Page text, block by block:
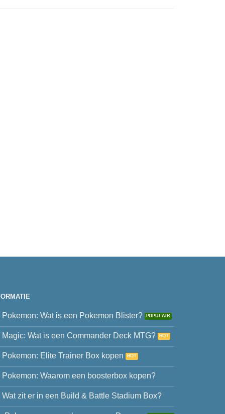
Pokemon: Wat is een Pokemon Blister?
Magic: Wat is een Commander Deck MTG?
Pokemon: Elite Trainer Box kopen
Pokemon: Waarom een boosterbox kopen?
Wat zit er in een Build & Battle Stadium Box?